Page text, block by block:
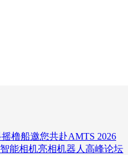
橹船邀您共赴AMTS 2026
能相机亮相机器人高峰论坛